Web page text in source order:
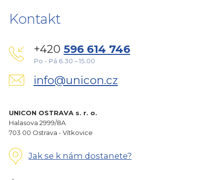
Kontakt
+420 596 614 746
Po - Pá 6.30 – 15.00
info@unicon.cz
UNICON OSTRAVA s. r. o.
Halasova 2999/8A
703 00 Ostrava - Vítkovice
Jak se k nám dostanete?